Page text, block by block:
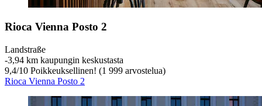
Rioca Vienna Posto 2
Landstraße
‐3,94 km kaupungin keskustasta
9,4/10 Poikkeuksellinen! (1 999 arvostelua)
Rioca Vienna Posto 2